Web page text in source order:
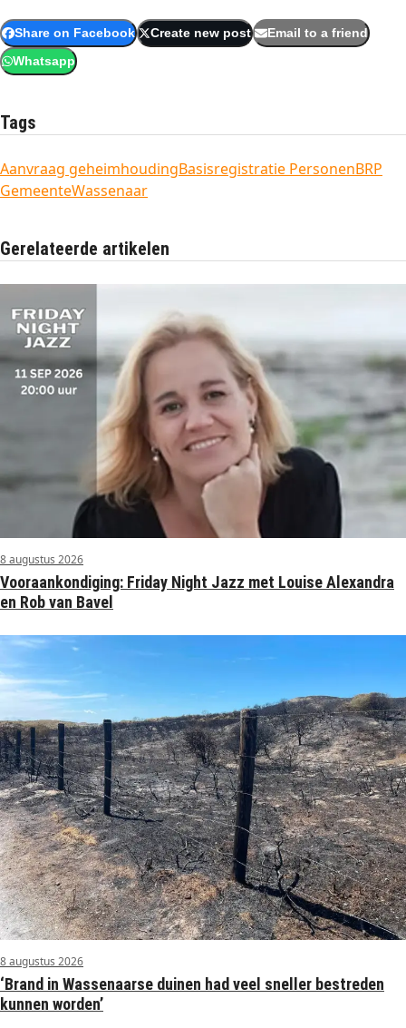
Share on Facebook Create new post Email to a friend
Whatsapp
Tags
Aanvraag geheimhoudingBasisregistratie PersonenBRP
GemeenteWassenaar
Gerelateerde artikelen
8 augustus 2026
Vooraankondiging: Friday Night Jazz met Louise Alexandra
en Rob van Bavel
8 augustus 2026
‘Brand in Wassenaarse duinen had veel sneller bestreden
kunnen worden’